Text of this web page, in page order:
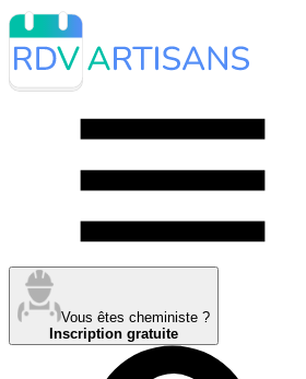
Vous êtes cheministe ?
Inscription gratuite